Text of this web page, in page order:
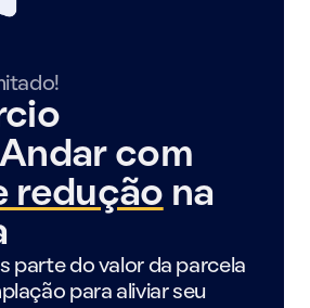
com
redução na
parte do valor da parcela
para aliviar seu